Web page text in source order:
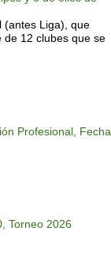
(antes Liga), que
de 12 clubes que se
Profesional, Fecha
Torneo 2026